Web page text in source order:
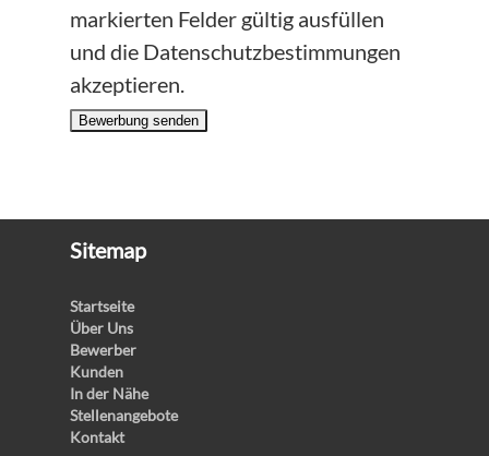
markierten Felder gültig ausfüllen
und die Datenschutzbestimmungen
akzeptieren.
Bewerbung senden
Sitemap
Startseite
Über Uns
Bewerber
Kunden
In der Nähe
Stellenangebote
Kontakt